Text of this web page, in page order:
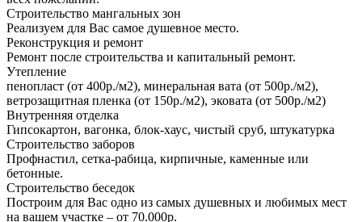
Строительство мангальных зон
Реализуем для Вас самое душевное место.
Реконструкция и ремонт
Ремонт после строительства и капитальный ремонт.
Утепление
пенопласт (от 400р./м2), минеральная вата (от 500р./м2),
ветрозащитная пленка (от 150р./м2), эковата (от 500р./м2)
Внутренняя отделка
Гипсокартон, вагонка, блок-хаус, чистый сруб, штукатурка
Строительство заборов
Профнастил, сетка-рабица, кирпичные, каменные или
бетонные.
Строительство беседок
Построим для Вас одно из самых душевных и любимых мест
на вашем участке – от 70.000р.